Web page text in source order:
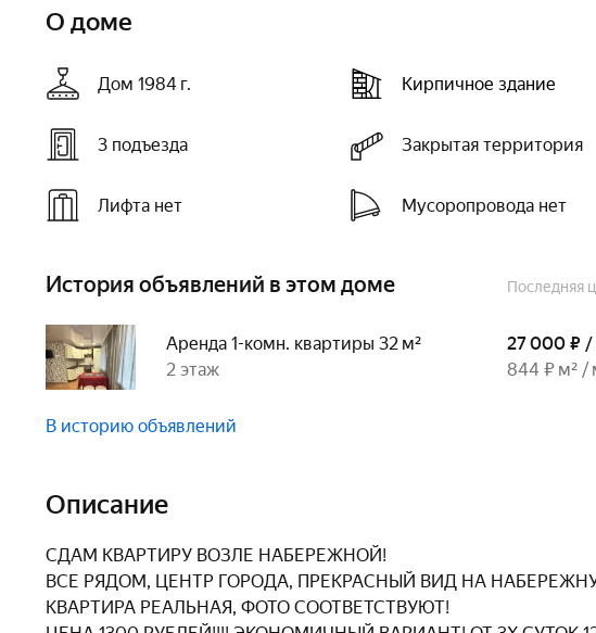
О доме
Дом 1984 г. Кирпичное здание
3 подъезда Закрытая территория
Лифта нет Мусоропровода нет
История объявлений в этом доме Последняя
Аренда 1-комн. квартиры 32 м²
2 этаж
27 000 ₽ /
844 ₽ м² /
В историю объявлений
Описание
СДАМ КВАРТИРУ ВОЗЛЕ НАБЕРЕЖНОЙ!
ВСЕ РЯДОМ, ЦЕНТР ГОРОДА, ПРЕКРАСНЫЙ ВИД НА
КВАРТИРА РЕАЛЬНАЯ, ФОТО СООТВЕТСТВУЮТ!